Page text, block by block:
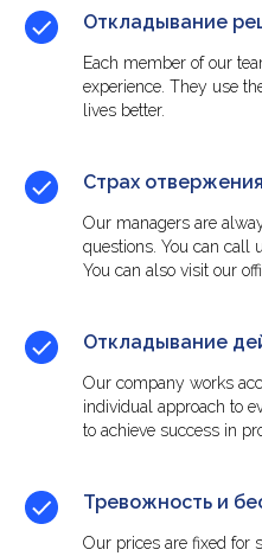
Откладывание
Each member of our
experience. They use
lives better.
Страх отвержения
Our managers are
questions. You can call
You can also visit our
Откладывание
Our company works
individual approach to
to achieve success in
Тревожность и
Our prices are fixed for